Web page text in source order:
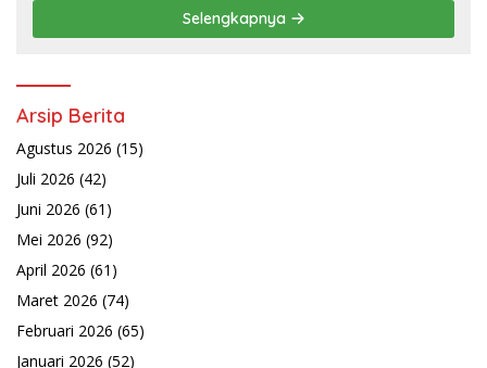
Selengkapnya
Arsip Berita
Agustus 2026 (15)
Juli 2026 (42)
Juni 2026 (61)
Mei 2026 (92)
April 2026 (61)
Maret 2026 (74)
Februari 2026 (65)
Januari 2026 (52)